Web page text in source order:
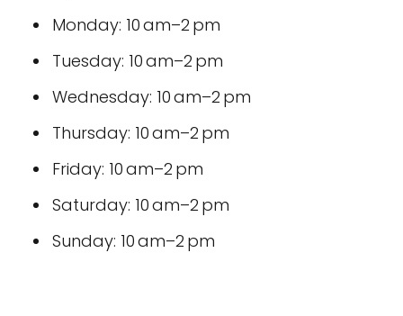
Monday: 10 am–2 pm
Tuesday: 10 am–2 pm
Wednesday: 10 am–2 pm
Thursday: 10 am–2 pm
Friday: 10 am–2 pm
Saturday: 10 am–2 pm
Sunday: 10 am–2 pm